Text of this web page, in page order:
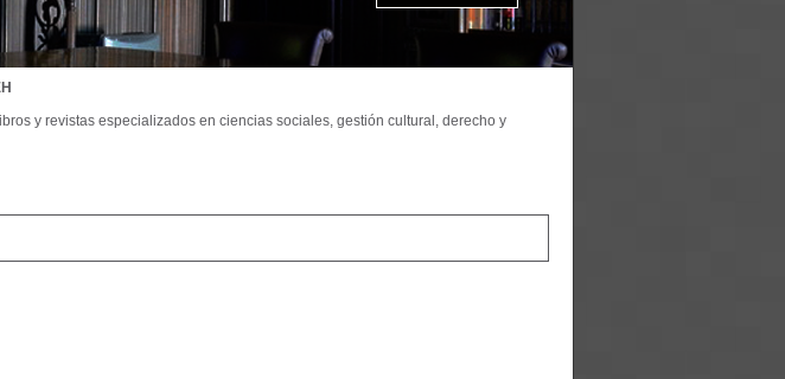
y revistas especializados en ciencias sociales, gestión cultural, derecho y